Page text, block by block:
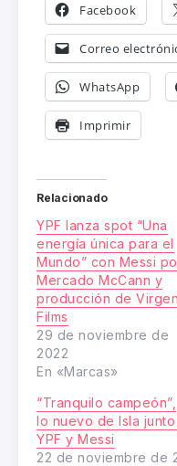
Facebook
Correo
WhatsApp
Imprimir
Relacionado
YPF lanza spot “Una
energía única para el
Mundo” con Messi
Mercado McCann y
producción de Virgen
Films
29 de noviembre de
2022
En «Marcas»
“Tranquilo campeón”,
lo nuevo de Isla junto
YPF y Messi
22 de noviembre de